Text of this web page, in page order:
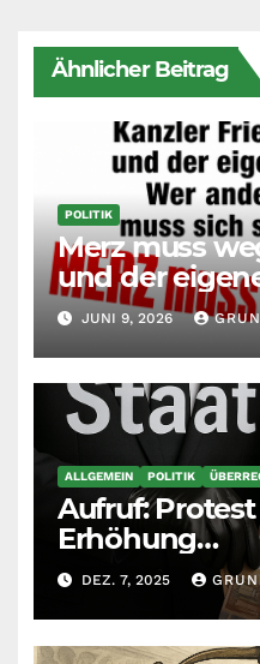
Ähnlicher Beitrag
POLITIK
Merz muss
und der
andere
selbst richten
JUNI 9, 2026
ALLGEMEIN POLITIK
Aufruf:
Erhöhung
DEZ. 7, 2025